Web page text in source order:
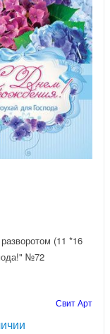
(11 *16
№72
Свит Арт